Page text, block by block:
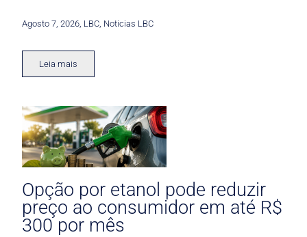
Agosto 7, 2026 LBC Noticias LBC
Leia mais
Opção por etanol pode reduzir
preço ao consumidor em até R$
300 por mês